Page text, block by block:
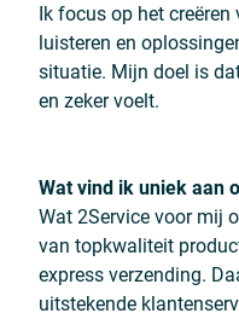
Ik focus op het
luisteren en
situatie. Mijn doel is
en zeker voelt.
Wat vind ik uniek aan
Wat 2Service voor mij
van topkwaliteit
express verzending.
uitstekende